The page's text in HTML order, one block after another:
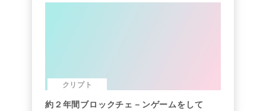
クリプト
約２年間ブロックチェ－ンゲームをして